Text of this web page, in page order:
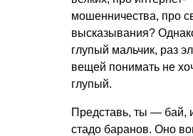
мошенничества, про
высказывания?
глупый мальчик, раз
вещей понимать не
глупый.
Представь, ты — бай,
стадо баранов. Оно